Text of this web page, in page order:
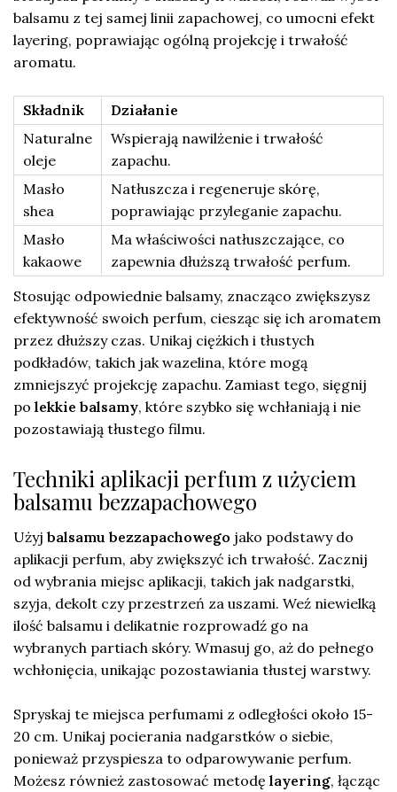
balsamu z tej samej linii zapachowej, co umocni efekt
layering, poprawiając ogólną projekcję i trwałość
aromatu.
Składnik
Działanie
Naturalne
oleje
Wspierają nawilżenie i trwałość
zapachu.
Masło
shea
Natłuszcza i regeneruje skórę,
poprawiając przyleganie zapachu.
Masło
kakaowe
Ma właściwości natłuszczające, co
zapewnia dłuższą trwałość perfum.
Stosując odpowiednie balsamy, znacząco zwiększysz
efektywność swoich perfum, ciesząc się ich aromatem
przez dłuższy czas. Unikaj ciężkich i tłustych
podkładów, takich jak wazelina, które mogą
zmniejszyć projekcję zapachu. Zamiast tego, sięgnij
po lekkie balsamy, które szybko się wchłaniają i nie
pozostawiają tłustego filmu.
Techniki aplikacji perfum z użyciem
balsamu bezzapachowego
Użyj balsamu bezzapachowego jako podstawy do
aplikacji perfum, aby zwiększyć ich trwałość. Zacznij
od wybrania miejsc aplikacji, takich jak nadgarstki,
szyja, dekolt czy przestrzeń za uszami. Weź niewielką
ilość balsamu i delikatnie rozprowadź go na
wybranych partiach skóry. Wmasuj go, aż do pełnego
wchłonięcia, unikając pozostawiania tłustej warstwy.
Spryskaj te miejsca perfumami z odległości około 15-
20 cm. Unikaj pocierania nadgarstków o siebie,
ponieważ przyspiesza to odparowywanie perfum.
Możesz również zastosować metodę layering, łącząc